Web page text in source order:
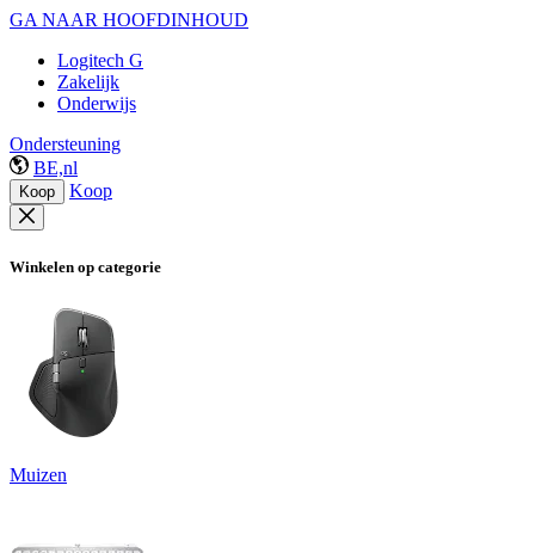
GA NAAR HOOFDINHOUD
Logitech G
Zakelijk
Onderwijs
Ondersteuning
BE,nl
Koop Koop
Winkelen op categorie
Muizen